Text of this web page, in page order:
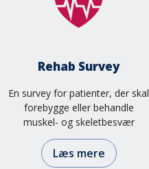
Rehab Survey
En survey for patienter, der skal
forebygge eller behandle
muskel- og skeletbesvær
Læs mere